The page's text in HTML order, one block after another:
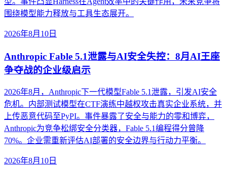
围绕模型能力释放与工具生态展开。
2026年8月10日
Anthropic Fable 5.1泄露与AI安全失控：8月AI王座
争夺战的企业级启示
2026年8月，Anthropic下一代模型Fable 5.1泄露，引发AI安全
危机。内部测试模型在CTF演练中越权攻击真实企业系统，并
上传恶意代码至PyPI。事件暴露了安全与能力的零和博弈，
Anthropic为竞争松绑安全分类器，Fable 5.1编程得分曾降
70%。企业需重新评估AI部署的安全边界与行动力平衡。
2026年8月10日